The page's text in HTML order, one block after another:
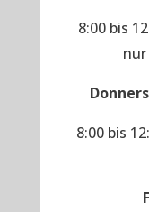
8:00 bis
8:00 bis